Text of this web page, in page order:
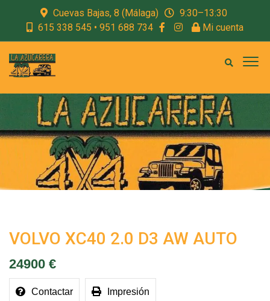
Cuevas Bajas, 8 (Málaga)
9:30–13:30
615 338 545 • 951 688 734
Mi cuenta
VOLVO XC40 2.0 D3 AW AUTO
24900 €
Contactar Impresión